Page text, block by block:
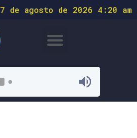
7 de agosto de 2026 4:20 am